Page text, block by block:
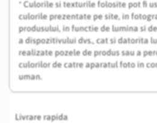
* Culorile si texturile folosite pot fi
culorile prezentate pe site, in
produsului, in functie de lumina si
a dispozitivului dvs., cat si datorita
realizate pozele de produs sau a
culorilor de catre aparatul foto in
uman.
Livrare rapida